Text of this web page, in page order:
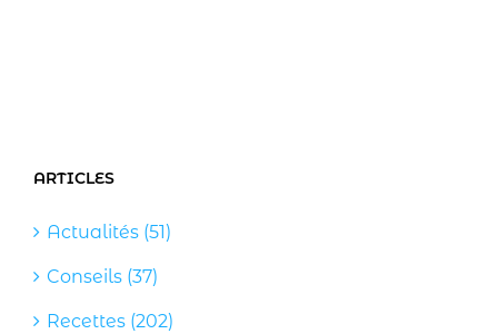
ARTICLES
Actualités (51)
Conseils (37)
Recettes (202)